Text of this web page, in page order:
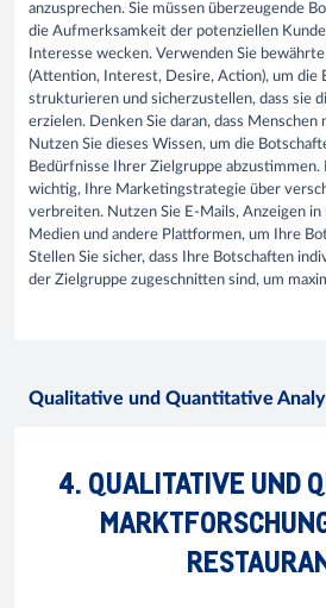
anzusprechen. Sie müssen überzeugende
die Aufmerksamkeit der potenziellen
Interesse wecken. Verwenden Sie
(Attention, Interest, Desire, Action), um die
strukturieren und sicherzustellen, dass sie
erzielen. Denken Sie daran, dass Menschen
Nutzen Sie dieses Wissen, um die
Bedürfnisse Ihrer Zielgruppe abzustimmen.
wichtig, Ihre Marketingstrategie über
verbreiten. Nutzen Sie E-Mails, Anzeigen in
Medien und andere Plattformen, um Ihre
Stellen Sie sicher, dass Ihre Botschaften
der Zielgruppe zugeschnitten sind, um
Qualitative und Quantitative
4. QUALITATIVE UND